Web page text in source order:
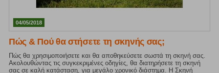
04/05/2018
Πώς & Πού θα στήσετε τη σκηνής σας;
Πώς θα χρησιμοποιήσετε και θα αποθηκεύσετε σωστά τη σκηνή σας.
Ακολουθώντας τις συγκεκριμένες οδηγίες, θα διατηρήσετε τη σκηνή
σας σε καλή κατάσταση, για μεγάλο χρονικό διάστημα. Η Σκηνή